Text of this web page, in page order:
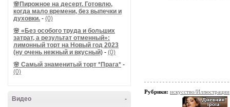
🌸Пирожное на десерт. Готовлю,
когда мало времени, без выпечки и
духовки. - (0)
🌸 «Без особого труда и больших
затрат, а результат отменный»:
лимонный торт на Новый год 2023
(ну очень нежный и вкусный) - (0)
🌸 Самый знаменитый торт *Прага* -
(0)
-
Видео
Рубрики: искусство/Иллюстрации